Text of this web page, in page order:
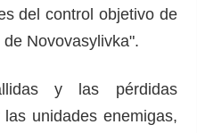
del control objetivo de
Novovasylivka".
y las pérdidas
unidades enemigas,